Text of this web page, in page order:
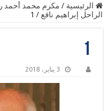
الرئيسية / مكرم محمد أحمد
الراحل إبراهيم نافع /
1
1
3 يناير، 2018